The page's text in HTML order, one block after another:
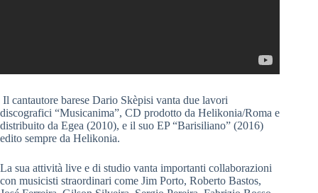
Il cantautore barese Dario Skèpisi vanta due lavori
discografici “Musicanima”, CD prodotto da Helikonia/Roma e
distribuito da Egea (2010), e il suo EP “Barisiliano” (2016)
edito sempre da Helikonia.
La sua attività live e di studio vanta importanti collaborazioni
con musicisti straordinari come Jim Porto, Roberto Bastos,